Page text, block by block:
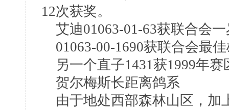
12次获奖。
艾迪01063-01-63获联合会
01063-00-1690获联合会最
另一个直子1431获1999年赛
贺尔梅斯长距离鸽系
由于地处西部森林山区，加